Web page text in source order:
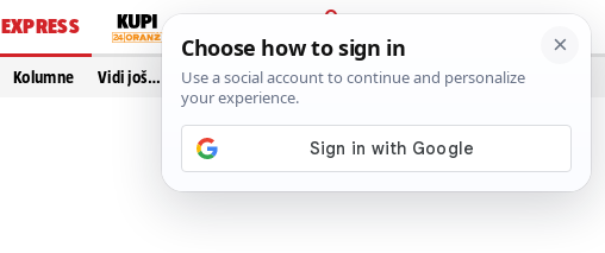
EXPRESS
PRIJAVA
Kolumne Vidi još…